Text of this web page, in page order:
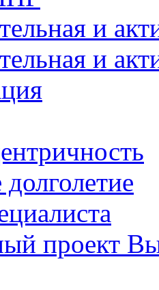
и
и
проект